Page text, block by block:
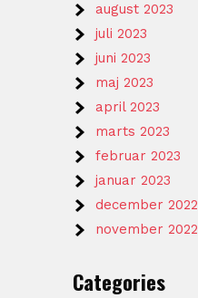
august 2023
juli 2023
juni 2023
maj 2023
april 2023
marts 2023
februar 2023
januar 2023
december 2022
november 2022
Categories